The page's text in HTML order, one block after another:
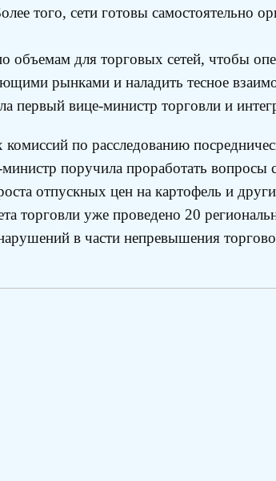
того, сети готовы самостоятельно
объемам для торговых сетей, чтобы
рынками и наладить тесное
первый вице-министр торговли и
по расследованию
поручила проработать вопросы
отпускных цен на картофель и
торговли уже проведено 20
в части непревышения